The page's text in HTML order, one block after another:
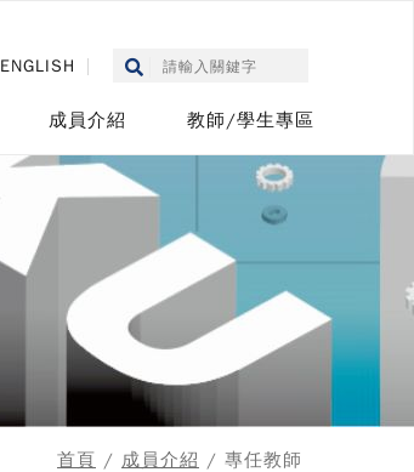
ENGLISH
成員介紹 教師/學生專區
首頁 / 成員介紹 / 專任教師